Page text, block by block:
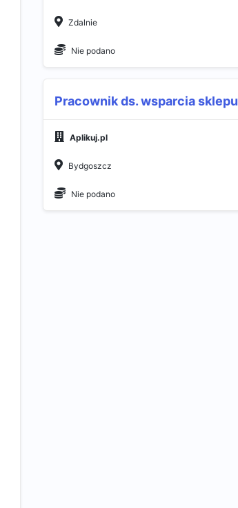
Zdalnie
Nie podano
Pracownik ds. wsparcia sklepu
Aplikuj.pl
Bydgoszcz
Nie podano